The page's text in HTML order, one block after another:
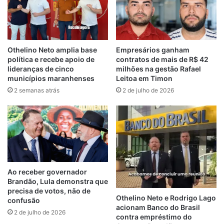
materiais de higiene, lenços umedecidos,
pacote de fraldas, e outros produtos
básicos para recém-nascidos, em um total
de 16 itens.
Suely Abreu explicou também aos
presentes que este tipo de ação é realizado
entregas coincide sempre com o mês de
maio, emblemático e alusivo ao “Dia das
Mães”.
“Tivemos programações em diversos
equipamentos para saudar as mamães
durante essa semana dedicada a elas, quer
sejam mães de primeira viagem, ou, mesmo
àquelas que já são vovós, como é o caso de
Othelino Neto amplia base
política e recebe apoio de
lideranças de cinco
municípios maranhenses
2 semanas atrás
Empresários ganham
contratos de mais de R$ 42
milhões na gestão Rafael
Leitoa em Timon
2 de julho de 2026
Ao receber governador
Brandão, Lula demonstra que
precisa de votos, não de
confusão
2 de julho de 2026
Othelino Neto e Rodrigo Lago
acionam Banco do Brasil
contra empréstimo do